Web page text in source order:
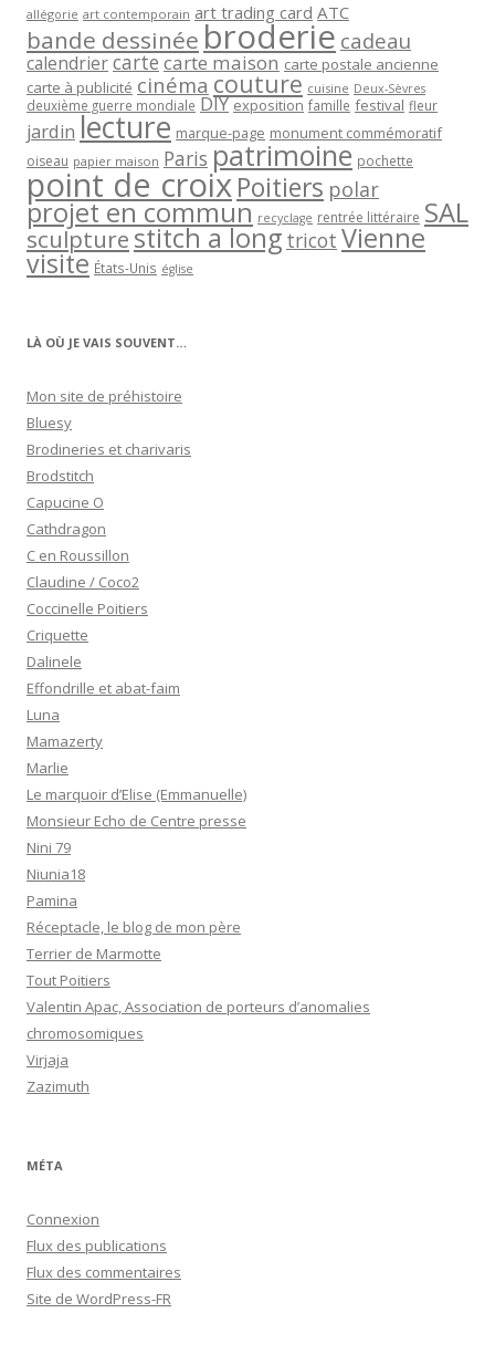
allégorie art contemporain art trading card ATC
bande dessinée broderie cadeau
calendriercartecarte maison carte postale ancienne
carte à publicité cinéma couture cuisine Deux-Sèvres
deuxième guerre mondiale DIY exposition famille festival fleur
jardin lecture marque-page monument commémoratif
oiseau papier maison Paris patrimoine pochette
point de croixPoitiers polar
projet en commun recyclage rentrée littéraire SAL
sculpturestitch a long tricot Vienne
visite États-Unis église
LÀ OÙ JE VAIS SOUVENT…
Mon site de préhistoire
Bluesy
Brodineries et charivaris
Brodstitch
Capucine O
Cathdragon
C en Roussillon
Claudine / Coco2
Coccinelle Poitiers
Criquette
Dalinele
Effondrille et abat-faim
Luna
Mamazerty
Marlie
Le marquoir d’Elise (Emmanuelle)
Monsieur Echo de Centre presse
Nini 79
Niunia18
Pamina
Réceptacle, le blog de mon père
Terrier de Marmotte
Tout Poitiers
Valentin Apac, Association de porteurs d’anomalies
chromosomiques
Virjaja
Zazimuth
MÉTA
Connexion
Flux des publications
Flux des commentaires
Site de WordPress-FR